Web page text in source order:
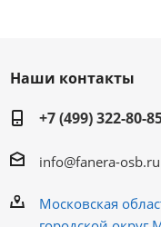
Наши контакты
+7 (499) 322-80-
info@fanera-osb.ru
Московская